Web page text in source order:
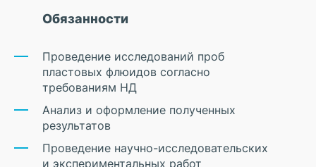
Обязанности
Проведение исследований проб
пластовых флюидов согласно
требованиям НД
Анализ и оформление полученных
результатов
Проведение научно-исследовательских
и экспериментальных работ